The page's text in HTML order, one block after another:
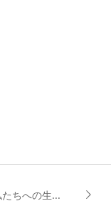
ちへの生...